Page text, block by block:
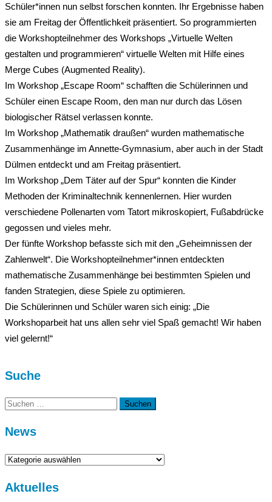
Schüler*innen nun selbst forschen konnten. Ihr Ergebnisse haben
sie am Freitag der Öffentlichkeit präsentiert. So programmierten
die Workshopteilnehmer des Workshops „Virtuelle Welten
gestalten und programmieren“ virtuelle Welten mit Hilfe eines
Merge Cubes (Augmented Reality).
Im Workshop „Escape Room“ schafften die Schülerinnen und
Schüler einen Escape Room, den man nur durch das Lösen
biologischer Rätsel verlassen konnte.
Im Workshop „Mathematik draußen“ wurden mathematische
Zusammenhänge im Annette-Gymnasium, aber auch in der Stadt
Dülmen entdeckt und am Freitag präsentiert.
Im Workshop „Dem Täter auf der Spur“ konnten die Kinder
Methoden der Kriminaltechnik kennenlernen. Hier wurden
verschiedene Pollenarten vom Tatort mikroskopiert, Fußabdrücke
gegossen und vieles mehr.
Der fünfte Workshop befasste sich mit den „Geheimnissen der
Zahlenwelt“. Die Workshopteilnehmer*innen entdeckten
mathematische Zusammenhänge bei bestimmten Spielen und
fanden Strategien, diese Spiele zu optimieren.
Die Schülerinnen und Schüler waren sich einig: „Die
Workshoparbeit hat uns allen sehr viel Spaß gemacht! Wir haben
viel gelernt!“
Suche
Suchen
News
News
Aktuelles